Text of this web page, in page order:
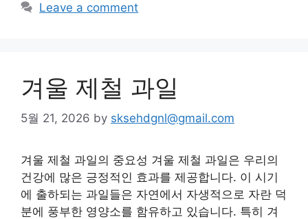
Leave a comment
겨울 제철 과일
5월 21, 2026 by sksehdgnl@gmail.com
겨울 제철 과일의 중요성 겨울 제철 과일은 우리의
건강에 많은 긍정적인 효과를 제공합니다. 이 시기
에 출하되는 과일들은 자연에서 자생적으로 자란 덕
분에 풍부한 영양소를 함유하고 있습니다. 특히 겨